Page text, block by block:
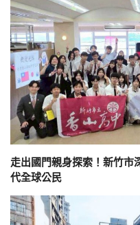
走出國門親身探索！新竹
代全球公民